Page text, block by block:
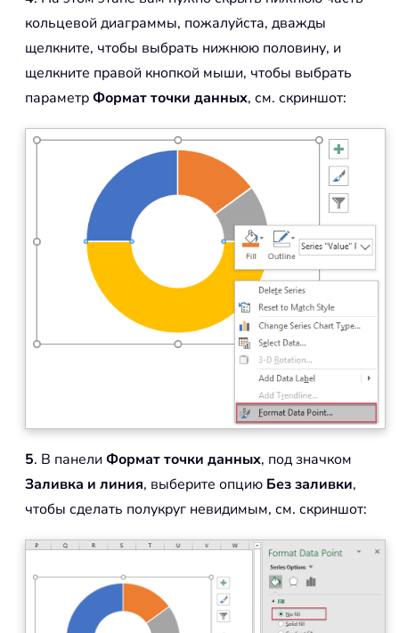
кольцевой диаграммы, пожалуйста, дважды
щелкните, чтобы выбрать нижнюю половину, и
щелкните правой кнопкой мыши, чтобы выбрать
параметрФормат точки данных, см. скриншот:
5. В панели Формат точки данных, под значком
Заливка и линия, выберите опцию Без заливки,
чтобы сделать полукруг невидимым, см. скриншот: